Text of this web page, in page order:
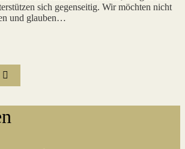
sich gegenseitig. Wir möchten nicht
und glauben…